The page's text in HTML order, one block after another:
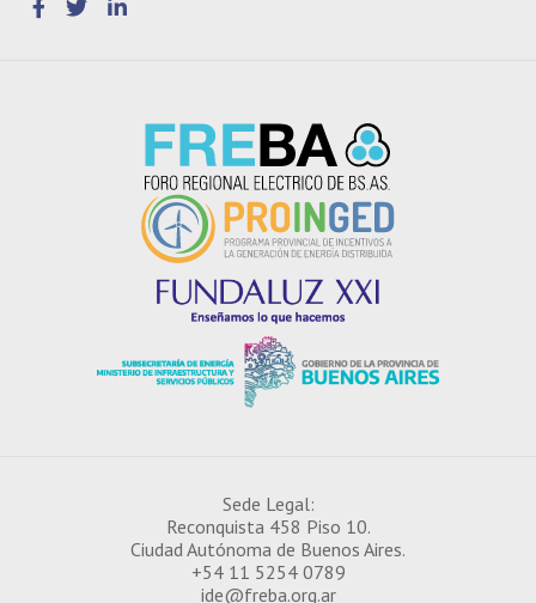
¿CÓMO INSCRIBIRSE EN EL IDE?
Sede Legal:
Reconquista 458 Piso 10.
Ciudad Autónoma de Buenos Aires.
+54 11 5254 0789
ide@freba.org.ar